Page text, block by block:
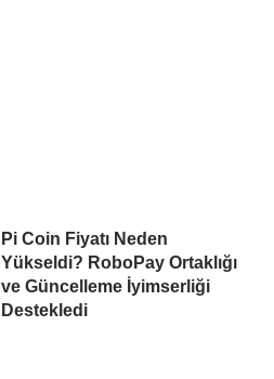
Pi Coin Fiyatı Neden
Yükseldi? RoboPay Ortaklığı
ve Güncelleme İyimserliği
Destekledi